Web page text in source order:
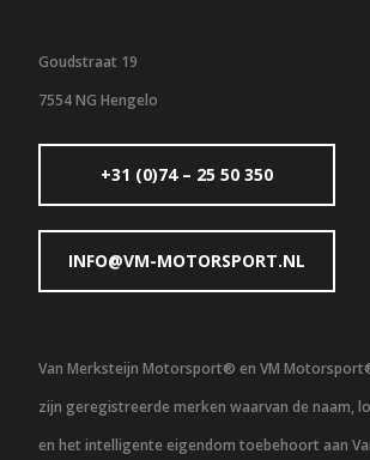
Goudstraat 19
7554 NG Hengelo
+31 (0)74 – 25 50 350
INFO@VM-MOTORSPORT.NL
Van Merksteijn Motorsport® en VM
zijn geregistreerde merken waarvan de naam,
en het intelligente eigendom toebehoort aan